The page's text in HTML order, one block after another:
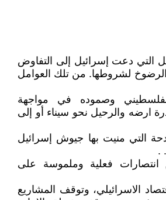
التي دعت إسرائيل إلى التفاوض
لشروطها. من تلك العوامل
وصموده في مواجهة
ارضه والرحيل نحو سيناء أو إلى
التي منيت بها جيوش إسرائيل
.
فعلية وملموسة على
الاسرائيلي، وتوقف المشاريع